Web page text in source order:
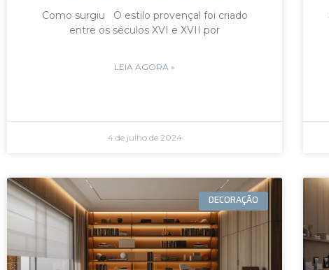
Como surgiu O estilo provençal foi criado
entre os séculos XVI e XVII por
LEIA AGORA »
4 de julho de 2024
DECORAÇÃO